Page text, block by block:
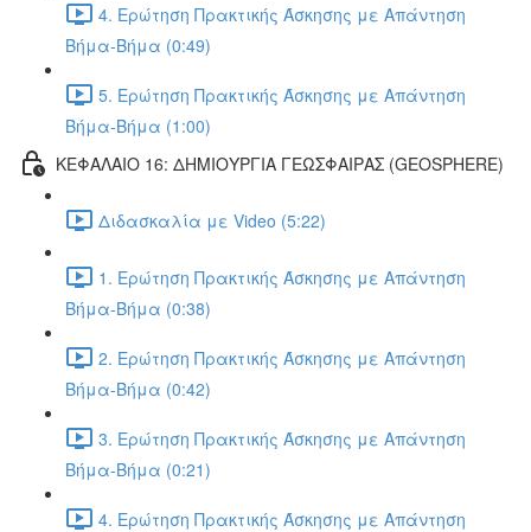
4. Ερώτηση Πρακτικής Άσκησης με Απάντηση
Βήμα-Βήμα (0:49)
5. Ερώτηση Πρακτικής Άσκησης με Απάντηση
Βήμα-Βήμα (1:00)
ΚΕΦΑΛΑΙΟ 16: ΔΗΜΙΟΥΡΓΙΑ ΓΕΩΣΦΑΙΡΑΣ (GEOSPHERE)
Διδασκαλία με Video (5:22)
1. Ερώτηση Πρακτικής Άσκησης με Απάντηση
Βήμα-Βήμα (0:38)
2. Ερώτηση Πρακτικής Άσκησης με Απάντηση
Βήμα-Βήμα (0:42)
3. Ερώτηση Πρακτικής Άσκησης με Απάντηση
Βήμα-Βήμα (0:21)
4. Ερώτηση Πρακτικής Άσκησης με Απάντηση